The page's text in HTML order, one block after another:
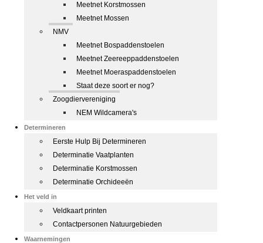
Meetnet Korstmossen
Meetnet Mossen
NMV
Meetnet Bospaddenstoelen
Meetnet Zeereeppaddenstoelen
Meetnet Moeraspaddenstoelen
Staat deze soort er nog?
Zoogdiervereniging
NEM Wildcamera's
Determineren
Eerste Hulp Bij Determineren
Determinatie Vaatplanten
Determinatie Korstmossen
Determinatie Orchideeën
Het veld in
Veldkaart printen
Contactpersonen Natuurgebieden
Waarnemingen